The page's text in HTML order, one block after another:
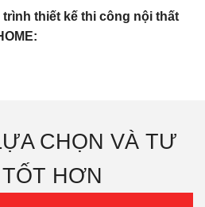
thiết kế thi công nội thất
CHỌN VÀ TƯ
HƠN